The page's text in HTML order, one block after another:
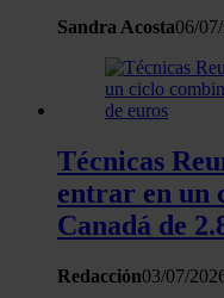
sitio web con
haya proporcionado o
hecho de sus servicios.
Sandra Acosta06/
Técnicas
entrar en un
Canadá de
Redacción03/07/